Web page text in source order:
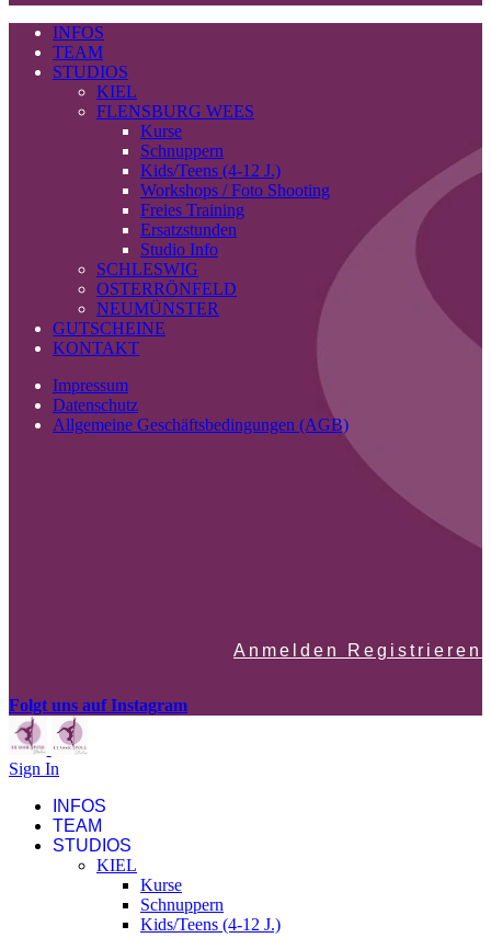
INFOS
TEAM
STUDIOS
KIEL
FLENSBURG WEES
Kurse
Schnuppern
Kids/Teens (4-12 J.)
Workshops / Foto Shooting
Freies Training
Ersatzstunden
Studio Info
SCHLESWIG
OSTERRÖNFELD
NEUMÜNSTER
GUTSCHEINE
KONTAKT
Impressum
Datenschutz
Allgemeine Geschäftsbedingungen (AGB)
Anmelden Registrieren
Folgt uns auf Instagram
Sign In
INFOS
TEAM
STUDIOS
KIEL
Kurse
Schnuppern
Kids/Teens (4-12 J.)